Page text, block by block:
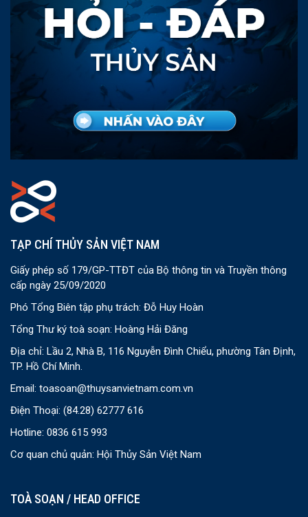
TẠP CHÍ THỦY SẢN VIỆT NAM
Giấy phép số 179/GP-TTĐT của Bộ thông tin và Truyền thông
cấp ngày 25/09/2020
Phó Tổng Biên tập phụ trách: Đỗ Huy Hoàn
Tổng Thư ký toà soạn: Hoàng Hải Đăng
Địa chỉ: Lầu 2, Nhà B, 116 Nguyễn Đình Chiểu, phường Tân Định,
TP. Hồ Chí Minh.
Email: toasoan@thuysanvietnam.com.vn
Điện Thoại: (84.28) 62777 616
Hotline: 0836 615 993
Cơ quan chủ quản: Hội Thủy Sản Việt Nam
TOÀ SOẠN / HEAD OFFICE